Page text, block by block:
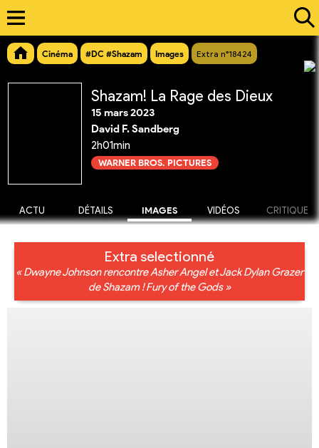
Cinéma #DC #Shazam Images Extra n°18424
Shazam! La Rage des Dieux
15 mars 2023
David F. Sandberg
2h01min
WARNER BROS. PICTURES
ACTU DÉTAILS IMAGES VIDÉOS CRITIQUE
Extra selectionné
« Dwayne Johnson rencontre Asher Angel et Jack Dylan Grazer
de Shazam ! Fury of the Gods »